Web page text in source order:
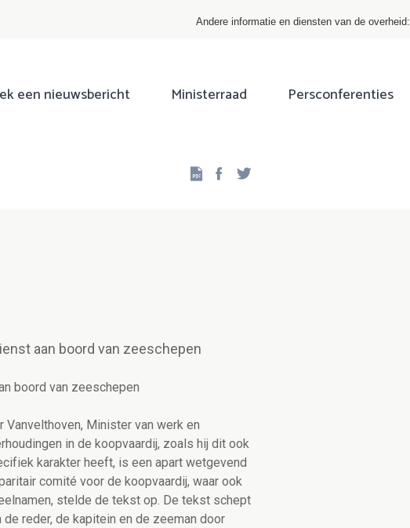
Andere informatie en diensten van de overheid:
een nieuwsbericht Ministerraad Persconferenties
Facebook
aan boord van zeeschepen
boord van zeeschepen
Minister van werk en
in de koopvaardij, zoals hij dit ook
karakter heeft, is een apart wetgevend
comité voor de koopvaardij, waar ook
stelde de tekst op. De tekst schept
reder, de kapitein en de zeeman door